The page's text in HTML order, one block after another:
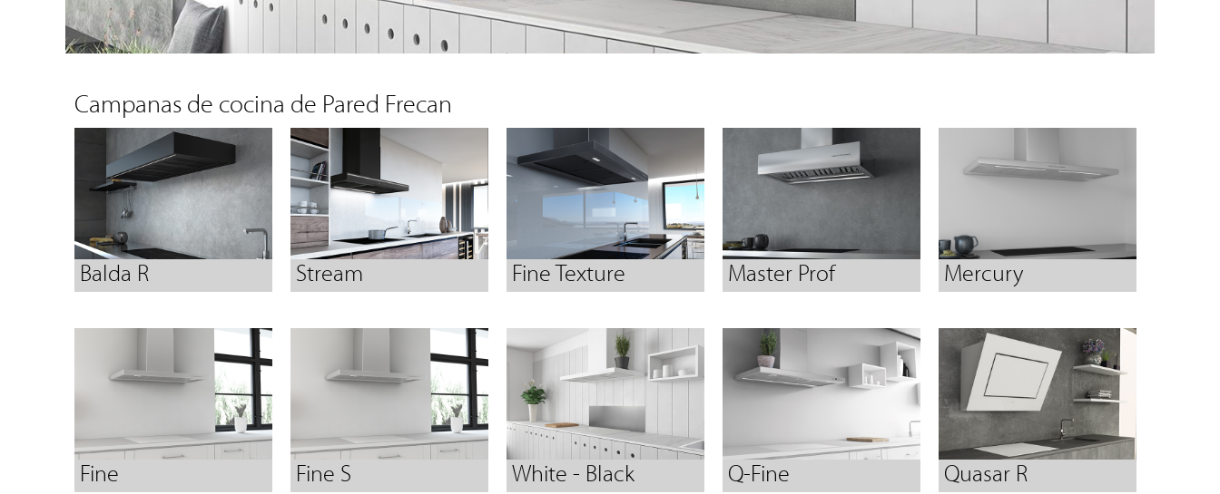
Campanas de cocina de Pared Frecan
Balda R Stream Fine Texture Master Prof Mercury
Fine Fine S White - Black Q-Fine Quasar R